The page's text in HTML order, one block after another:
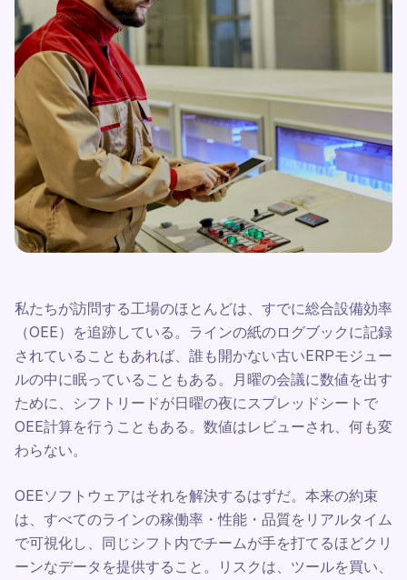
私たちが訪問する工場のほとんどは、すでに総合設備効率
（OEE）を追跡している。ラインの紙のログブックに記録
されていることもあれば、誰も開かない古いERPモジュー
ルの中に眠っていることもある。月曜の会議に数値を出す
ために、シフトリードが日曜の夜にスプレッドシートで
OEE計算を行うこともある。数値はレビューされ、何も変
わらない。
OEEソフトウェアはそれを解決するはずだ。本来の約束
は、すべてのラインの稼働率・性能・品質をリアルタイム
で可視化し、同じシフト内でチームが手を打てるほどクリ
ーンなデータを提供すること。リスクは、ツールを買い、